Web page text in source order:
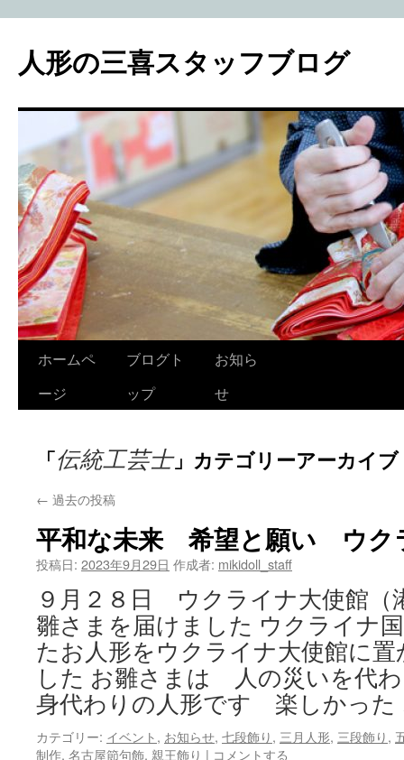
人形の三喜スタッフブログ
へ
ス
ッ
プ
ホームペ
ージ
ブログト
ップ
お知ら
せ
「伝統工芸士」カテゴリーアーカイブ
← 過去の投稿
平和な未来 希望と願い ウク
投稿日: 2023年9月29日 作成者: mikidoll_staff
９月２８日 ウクライナ大使館
雛さまを届けました ウクライナ
たお人形をウクライナ大使館に
した お雛さまは 人の災いを代
身代わりの人形です 楽しかっ
カテゴリー: イベント, お知らせ, 七段飾り, 三月人形, 三段飾り,
制作, 名古屋節句飾, 親王飾り | コメントする